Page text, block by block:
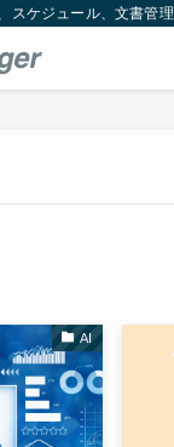
スケジュール、文書管
AI